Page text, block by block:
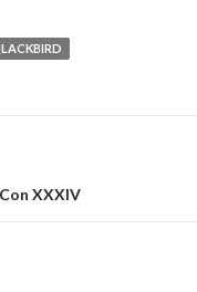
XXXIV